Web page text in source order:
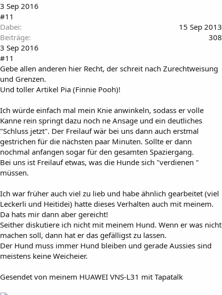
3 Sep 2016
#11
Dabei
15 Sep 2013
Beiträge
308
3 Sep 2016
#11
Gebe allen anderen hier Recht, der schreit nach Zurechtweisung
und Grenzen.
Und toller Artikel Pia (Finnie Pooh)!
Ich würde einfach mal mein Knie anwinkeln, sodass er volle
Kanne rein springt dazu noch ne Ansage und ein deutliches
"Schluss jetzt". Der Freilauf wär bei uns dann auch erstmal
gestrichen für die nächsten paar Minuten. Sollte er dann
nochmal anfangen sogar für den gesamten Spaziergang.
Bei uns ist Freilauf etwas, was die Hunde sich "verdienen "
müssen.
Ich war früher auch viel zu lieb und habe ähnlich gearbeitet (viel
Leckerli und Heitidei) hatte dieses Verhalten auch mit meinem.
Da hats mir dann aber gereicht!
Seither diskutiere ich nicht mit meinem Hund. Wenn er was nicht
machen soll, dann hat er das gefälligst zu lassen.
Der Hund muss immer Hund bleiben und gerade Aussies sind
meistens keine Weicheier.
Gesendet von meinem HUAWEI VNS-L31 mit Tapatalk